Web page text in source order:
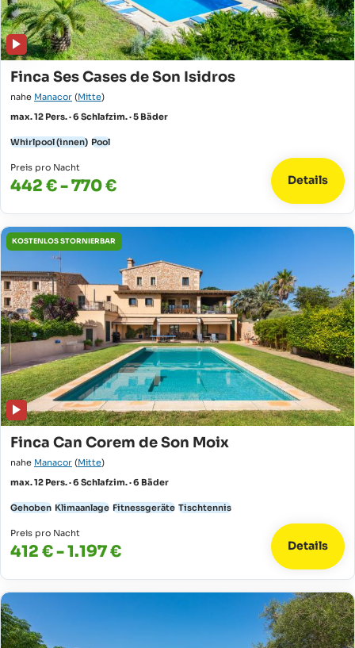
Finca Ses Cases de Son Isidros
nahe Manacor (Mitte)
max. 12 Pers. · 6 Schlafzim. · 5 Bäder
Whirlpool (innen) Pool
Preis pro Nacht
442 € - 770 € Details
KOSTENLOS STORNIERBAR
Finca Can Corem de Son Moix
nahe Manacor (Mitte)
max. 12 Pers. · 6 Schlafzim. · 6 Bäder
Gehoben Klimaanlage Fitnessgeräte Tischtennis
Preis pro Nacht
412 € - 1.197 € Details